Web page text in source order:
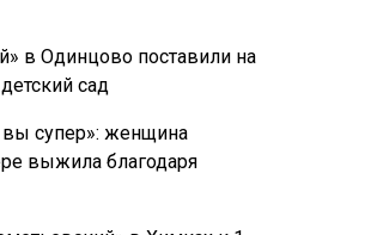
в Одинцово поставили на
сад
супер»: женщина
выжила благодаря